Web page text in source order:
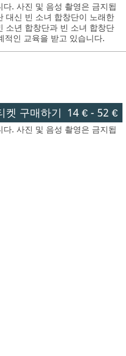
. 사진 및 음성 촬영은 금지됩
대신 빈 소녀 합창단이 노래한
소년 합창단과 빈 소녀 합창단
적인 교육을 받고 있습니다.
켓 구매하기 14 €- 52 €
. 사진 및 음성 촬영은 금지됩